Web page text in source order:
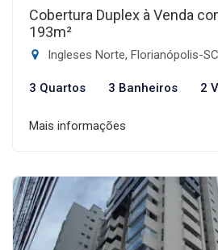
Cobertura Duplex à Venda
193m²
Ingleses Norte, Florianópolis-SC
3 Quartos 3 Banheiros 2
Mais informações